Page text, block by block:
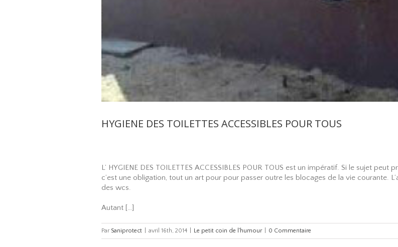
HYGIENE DES TOILETTES ACCESSIBLES POUR TOUS
L’ HYGIENE DES TOILETTES ACCESSIBLES POUR TOUS est un impératif. Si le sujet
c’est une obligation, tout un art pour pour passer outre les blocages de la vie courante.
des wcs.
Autant […]
Par Saniprotect avril 16th, 2014 Le petit coin de l'humour 0 Commentaire